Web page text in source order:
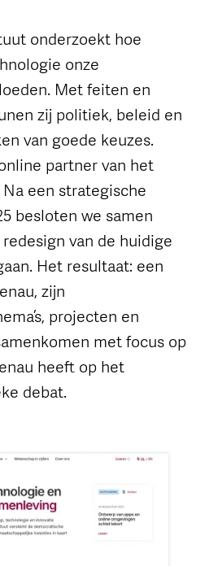
onderzoekt hoe
onze
Met feiten en
zij politiek, beleid en
van goede keuzes.
partner van het
een strategische
besloten we samen
van de huidige
Het resultaat: een
zijn
projecten en
met focus op
heeft op het
debat.